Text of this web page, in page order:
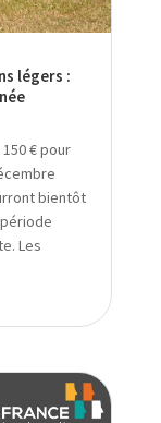
légers :
€ pour
bientôt
Les